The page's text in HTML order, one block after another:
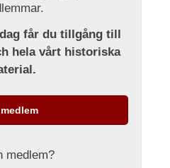
får du tillgång till
hela vårt historiska
medlem?